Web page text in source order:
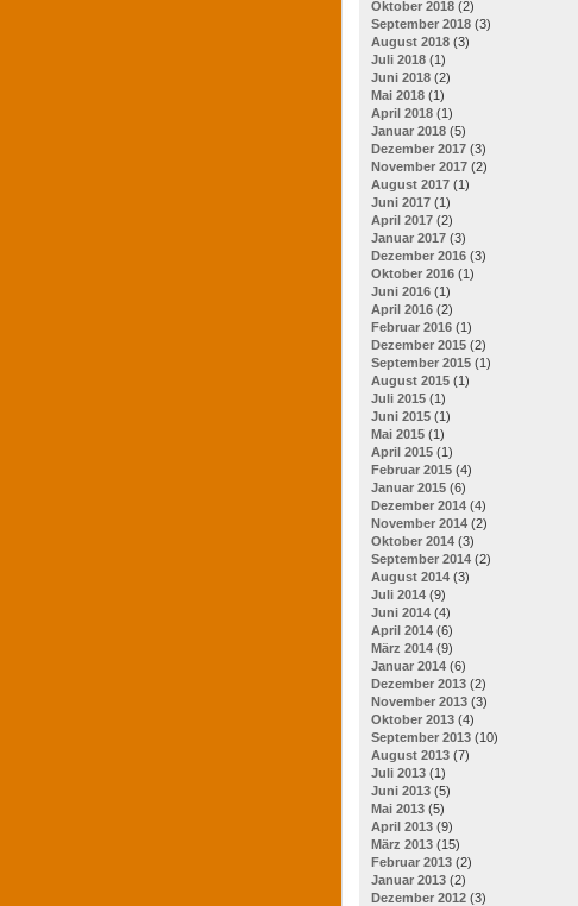
Oktober 2018 (2)
September 2018 (3)
August 2018 (3)
Juli 2018 (1)
Juni 2018 (2)
Mai 2018 (1)
April 2018 (1)
Januar 2018 (5)
Dezember 2017 (3)
November 2017 (2)
August 2017 (1)
Juni 2017 (1)
April 2017 (2)
Januar 2017 (3)
Dezember 2016 (3)
Oktober 2016 (1)
Juni 2016 (1)
April 2016 (2)
Februar 2016 (1)
Dezember 2015 (2)
September 2015 (1)
August 2015 (1)
Juli 2015 (1)
Juni 2015 (1)
Mai 2015 (1)
April 2015 (1)
Februar 2015 (4)
Januar 2015 (6)
Dezember 2014 (4)
November 2014 (2)
Oktober 2014 (3)
September 2014 (2)
August 2014 (3)
Juli 2014 (9)
Juni 2014 (4)
April 2014 (6)
März 2014 (9)
Januar 2014 (6)
Dezember 2013 (2)
November 2013 (3)
Oktober 2013 (4)
September 2013 (10)
August 2013 (7)
Juli 2013 (1)
Juni 2013 (5)
Mai 2013 (5)
April 2013 (9)
März 2013 (15)
Februar 2013 (2)
Januar 2013 (2)
Dezember 2012 (3)